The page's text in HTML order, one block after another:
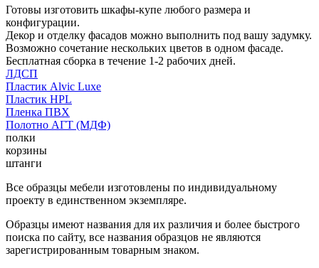
Готовы изготовить шкафы-купе любого размера и
конфигурации.
Декор и отделку фасадов можно выполнить под вашу задумку.
Возможно сочетание нескольких цветов в одном фасаде.
Бесплатная сборка в течение 1-2 рабочих дней.
ЛДСП
Пластик Alvic Luxe
Пластик HPL
Пленка ПВХ
Полотно АГТ (МДФ)
полки
корзины
штанги
Все образцы мебели изготовлены по индивидуальному
проекту в единственном экземпляре.
Образцы имеют названия для их различия и более быстрого
поиска по сайту, все названия образцов не являются
зарегистрированным товарным знаком.